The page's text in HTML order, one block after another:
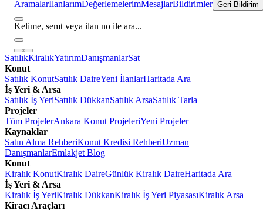
AramalarİlanlarımDeğerlemelerimMesajlarBildirimler Geri Bildirim
Kelime, semt veya ilan no ile ara...
SatılıkKiralıkYatırımDanışmanlarSat
Konut
Satılık KonutSatılık DaireYeni İlanlarHaritada Ara
İş Yeri & Arsa
Satılık İş YeriSatılık DükkanSatılık ArsaSatılık Tarla
Projeler
Tüm ProjelerAnkara Konut ProjeleriYeni Projeler
Kaynaklar
Satın Alma RehberiKonut Kredisi RehberiUzman
DanışmanlarEmlakjet Blog
Konut
Kiralık KonutKiralık DaireGünlük Kiralık DaireHaritada Ara
İş Yeri & Arsa
Kiralık İş YeriKiralık DükkanKiralık İş Yeri PiyasasıKiralık Arsa
Kiracı Araçları